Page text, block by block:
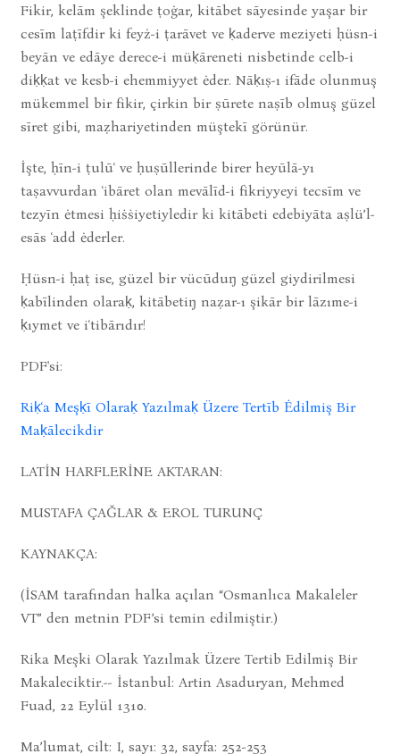
Fikir, kelām şeklinde ṭoġar, kitābet sāyesinde yaşar bir
cesīm laṭīfdir ki feyż-i ṭarāvet ve ḳaderve meziyeti ḥüsn-i
beyān ve edāye derece-i müḳāreneti nisbetinde celb-i
diḳḳat ve kesb-i ehemmiyyet ėder. Nāḳıṣ-ı ifāde olunmuş
mükemmel bir fikir, çirkin bir ṣūrete naṣīb olmuş güzel
sīret gibi, maẓhariyetinden müştekī görünür.
İşte, ḥīn-i ṭulūʿ ve ḥuṣūllerinde birer heyūlā-yı
taṣavvurdan ʿibāret olan mevālīd-i fikriyyeyi tecsīm ve
tezyīn ėtmesi ḥiṡṡiyetiyledir ki kitābeti edebiyāta aṣlü’l-
esās ʿadd ėderler.
Ḥüsn-i ḥaṭ ise, güzel bir vücūduŋ güzel giydirilmesi
ḳabīlinden olaraḳ, kitābetiŋ naẓar-ı şikār bir lāzıme-i
ḳıymet ve iʿtibārıdır!
PDF'si:
Riḳʿa Meşḳī Olaraḳ Yazılmaḳ Üzere Tertīb Ėdilmiş Bir
Maḳālecikdir
LATİN HARFLERİNE AKTARAN:
MUSTAFA ÇAĞLAR & EROL TURUNÇ
KAYNAKÇA:
(İSAM tarafından halka açılan “Osmanlıca Makaleler
VT” den metnin PDF’si temin edilmiştir.)
Rika Meşki Olarak Yazılmak Üzere Tertib Edilmiş Bir
Makaleciktir.-- İstanbul: Artin Asaduryan, Mehmed
Fuad, 22 Eylül 1310.
Ma’lumat, cilt: I, sayı: 32, sayfa: 252-253